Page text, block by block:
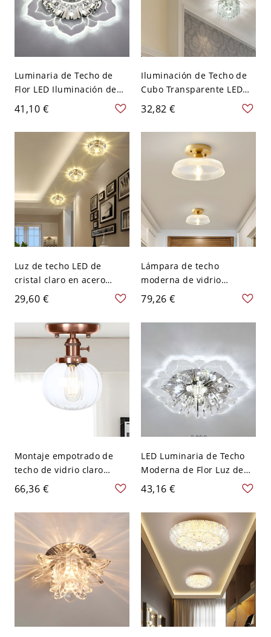
Luminaria de Techo de
Flor LED Iluminación de
Techo Moderna de Cristal
Claro para Pasillo - 110 A
120 V Transparente
Blanco 3,81 cm
41,10 €
Iluminación de Techo de
Cubo Transparente LED
Luz de Techo Simplista de
Cristal para Sala - 110 A
120 V Transparente
32,82 €
Luz de techo LED de
cristal claro en acero
inoxidable con forma de
flor moderna para pasillo
- 110 A 120 V
Transparente Luz cálida
29,60 €
Lámpara de techo
moderna de vidrio
transparente montada en
el techo de granero con 1
bombilla dorada para
79,26 €
Montaje empotrado de
techo de vidrio claro
ligero estilo industrial con
acabado de cobre
redondo semi empotrado
para dormitorio
66,36 €
LED Luminaria de Techo
Moderna de Flor Luz de
Techo de Cristal
Transparente para
Corredor - Transparente
110 A 120 V Blanco
43,16 €